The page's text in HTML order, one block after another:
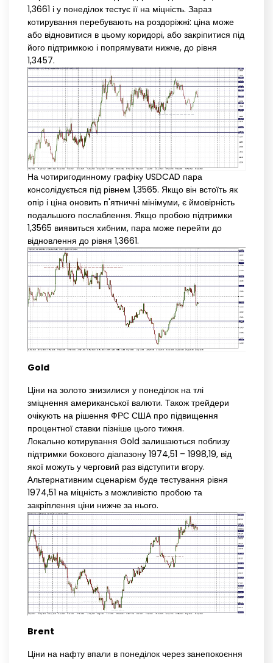
1,3661 і у понеділок тестує її на міцність. Зараз
котирування перебувають на роздоріжжі: ціна може
або відновитися в цьому коридорі, або закріпитися під
його підтримкою і попрямувати нижче, до рівня
1,3457.
На чотиригодинному графіку USDCAD пара
консолідується під рівнем 1,3565. Якщо він встоїть як
опір і ціна оновить п'ятничні мінімуми, є ймовірність
подальшого послаблення. Якщо пробою підтримки
1,3565 виявиться хибним, пара може перейти до
відновлення до рівня 1,3661.
Gold
Ціни на золото знизилися у понеділок на тлі
зміцнення американської валюти. Також трейдери
очікують на рішення ФРС США про підвищення
процентної ставки пізніше цього тижня.
Локально котирування Gold залишаються поблизу
підтримки бокового діапазону 1974,51 – 1998,19, від
якої можуть у черговий раз відступити вгору.
Альтернативним сценарієм буде тестування рівня
1974,51 на міцність з можливістю пробою та
закріплення ціни нижче за нього.
Brent
Ціни на нафту впали в понеділок через занепокоєння